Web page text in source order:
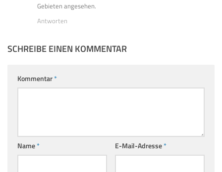
Gebieten angesehen.
Antworten
SCHREIBE EINEN KOMMENTAR
Kommentar*
Name* E-Mail-Adresse*